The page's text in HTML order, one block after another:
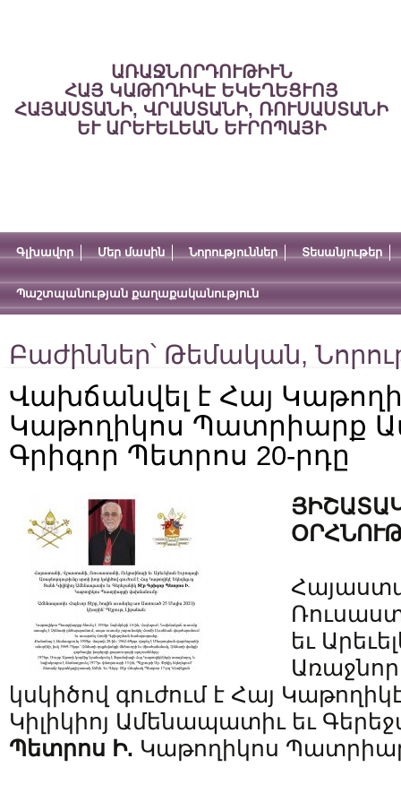
ԱՌԱՋՆՈՐԴՈՒԹԻՒՆ
ՀԱՅ ԿԱԹՈՂԻԿԷ ԵԿԵՂԵՑՒՈՅ
ՀԱՅԱՍՏԱՆԻ, ՎՐԱՍՏԱՆԻ, ՌՈՒՍԱՍՏԱՆԻ
ԵՒ ԱՐԵՒԵԼԵԱՆ ԵՒՐՈՊԱՅԻ
Գլխավոր Մեր մասին Նորություններ Տեսանյութեր
Պաշտպանության քաղաքականություն
Բաժիններ՝ Թեմական,
Վախճանվել է Հայ
Կաթողիկոս Պատրիարք
Գրիգոր Պետրոս 20-րդը
եւ
կսկիծով գուժում է Հայ
Կիլիկիոյ Ամենապատիւ եւ
Պետրոս Ի. Կաթողիկոս